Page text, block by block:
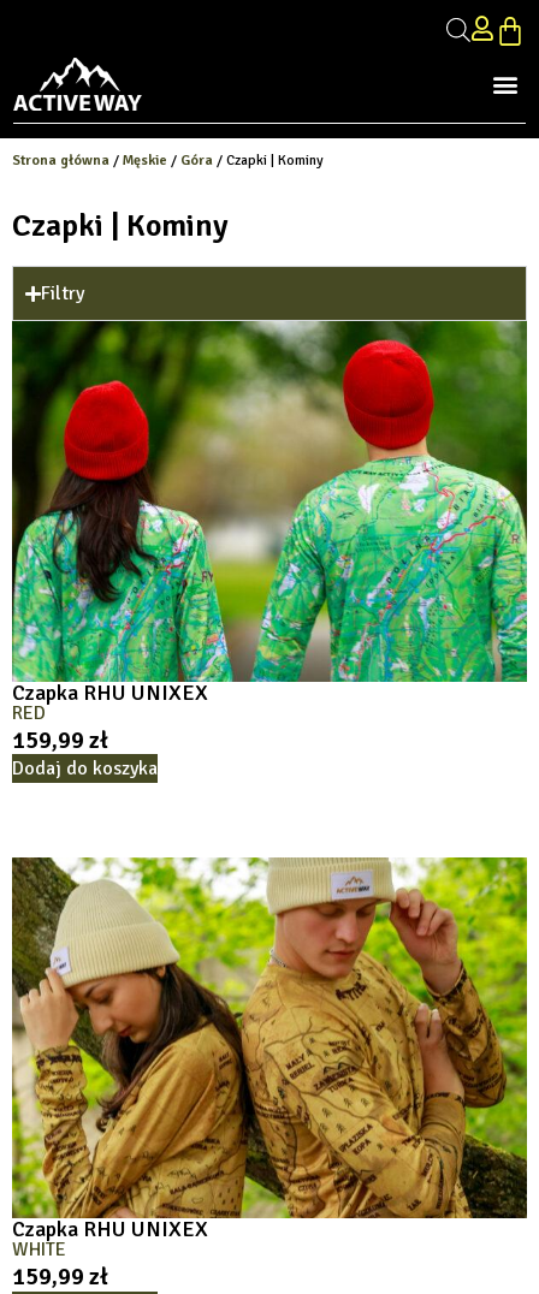
Strona główna / Męskie / Góra / Czapki | Kominy
Czapki | Kominy
Filtry
Czapka RHU UNIXEX
RED
159,99 zł
Dodaj do koszyka
Czapka RHU UNIXEX
WHITE
159,99 zł